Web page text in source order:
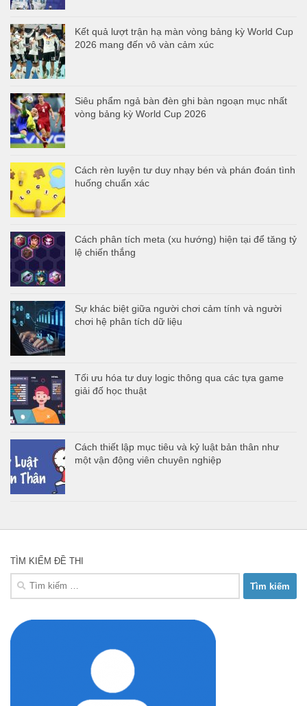
Kết quả lượt trận hạ màn vòng bảng kỳ World Cup
2026 mang đến vô vàn cảm xúc
Siêu phẩm ngả bàn đèn ghi bàn ngoạn mục nhất
vòng bảng kỳ World Cup 2026
Cách rèn luyện tư duy nhạy bén và phán đoán tình
huống chuẩn xác
Cách phân tích meta (xu hướng) hiện tại để tăng tỷ
lệ chiến thắng
Sự khác biệt giữa người chơi cảm tính và người
chơi hệ phân tích dữ liệu
Tối ưu hóa tư duy logic thông qua các tựa game
giải đố học thuật
Cách thiết lập mục tiêu và kỷ luật bản thân như
một vận động viên chuyên nghiệp
TÌM KIẾM ĐỀ THI
Tìm